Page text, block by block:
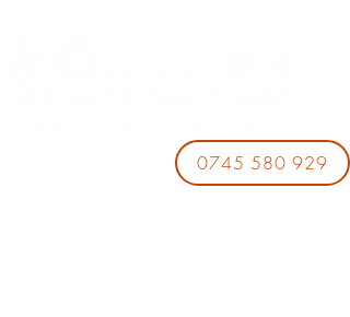
0745 580 929